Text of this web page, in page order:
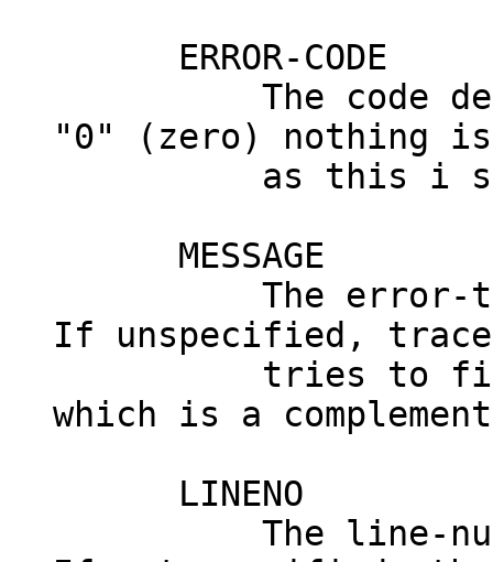
ERROR-CODE
The code
"0" (zero) nothing is
as this i
MESSAGE
The error-text
If unspecified,
tries to find it
which is a
LINENO
The line-